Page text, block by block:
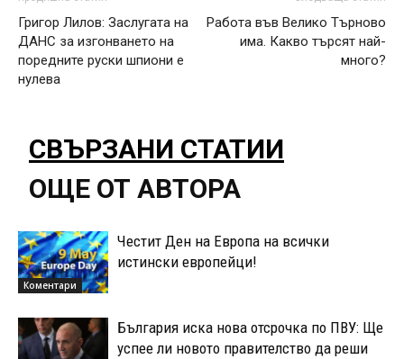
Григор Лилов: Заслугата на
ДАНС за изгонването на
поредните руски шпиони е
нулева
Работа във Велико Търново
има. Какво търсят най-
много?
СВЪРЗАНИ СТАТИИ
ОЩЕ ОТ АВТОРА
Коментари
Честит Ден на Европа на всички
истински европейци!
България иска нова отсрочка по ПВУ: Ще
успее ли новото правителство да реши